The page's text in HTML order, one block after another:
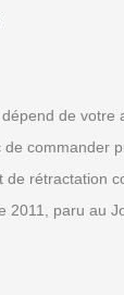
de
commander
de rétractation
2011, paru au